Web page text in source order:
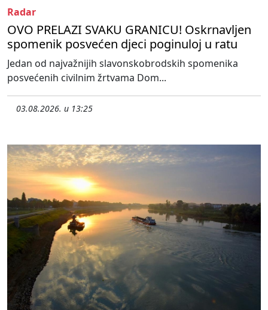
Radar
OVO PRELAZI SVAKU GRANICU! Oskrnavljen
spomenik posvećen djeci poginuloj u ratu
Jedan od najvažnijih slavonskobrodskih spomenika
posvećenih civilnim žrtvama Dom...
03.08.2026. u 13:25